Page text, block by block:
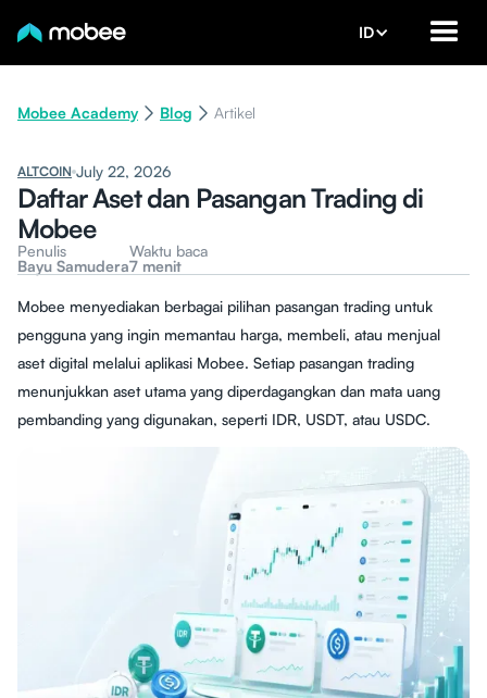
ID
Mobee Academy Blog Artikel
ALTCOIN July 22, 2026
Daftar Aset dan Pasangan Trading di
Mobee
Penulis
Bayu Samudera
Waktu baca
7 menit
Mobee menyediakan berbagai pilihan pasangan trading untuk
pengguna yang ingin memantau harga, membeli, atau menjual
aset digital melalui aplikasi Mobee. Setiap pasangan trading
menunjukkan aset utama yang diperdagangkan dan mata uang
pembanding yang digunakan, seperti IDR, USDT, atau USDC.